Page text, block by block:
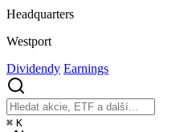
Headquarters
Westport
Dividendy Earnings
⌘ K